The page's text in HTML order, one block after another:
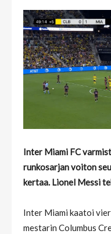
Inter Miami FC
runkosarjan voiton
kertaa. Lionel Messi
Inter Miami kaatoi
mestarin Columbus